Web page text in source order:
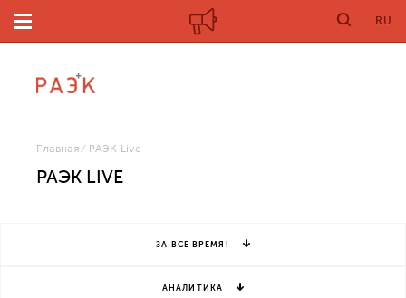
RU
Главная РАЭК Live
РАЭК LIVE
ЗА ВСЕ ВРЕМЯ!
АНАЛИТИКА